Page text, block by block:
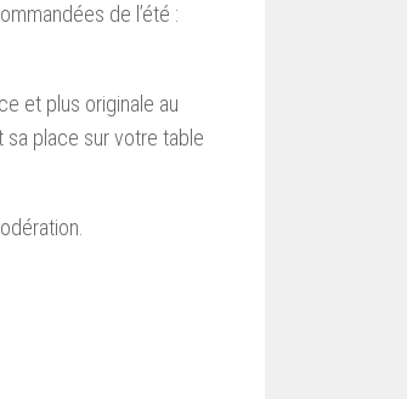
de l’été :
et plus originale au
sa place sur votre table